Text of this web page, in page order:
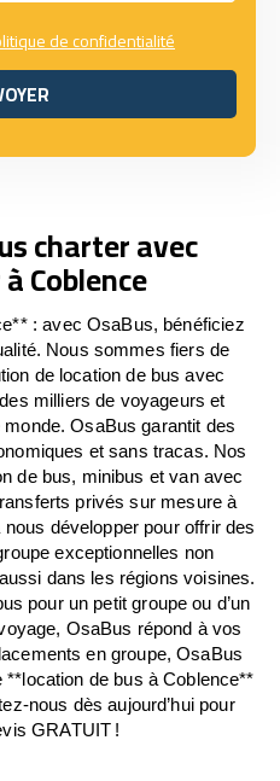
de confidentialité
charter avec
Coblence
: avec OsaBus, bénéficiez
Nous sommes fiers de
de location de bus avec
milliers de voyageurs et
OsaBus garantit des
et sans tracas. Nos
de bus, minibus et van avec
privés sur mesure à
développer pour offrir des
exceptionnelles non
dans les régions voisines.
pour un petit groupe ou d’un
OsaBus répond à vos
en groupe, OsaBus
de bus à Coblence**
nous dès aujourd’hui pour
GRATUIT !